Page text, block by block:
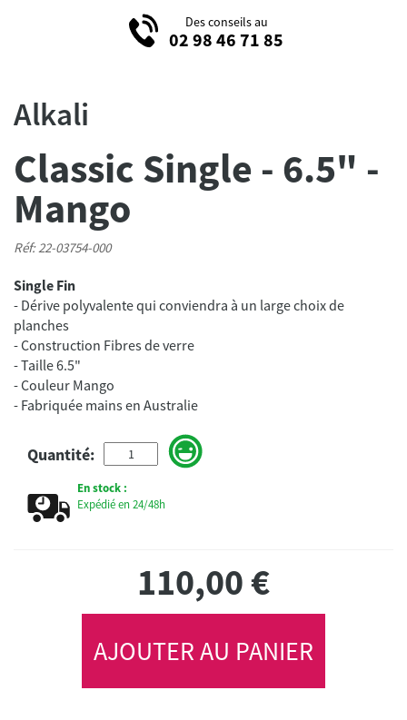
Des conseils au
02 98 46 71 85
Alkali
Classic Single - 6.5" -
Mango
Réf: 22-03754-000
Single Fin
- Dérive polyvalente qui conviendra à un large choix de
planches
- Construction Fibres de verre
- Taille 6.5"
- Couleur Mango
- Fabriquée mains en Australie
Quantité:
En stock :
Expédié en 24/48h
110,00€
AJOUTER AU PANIER